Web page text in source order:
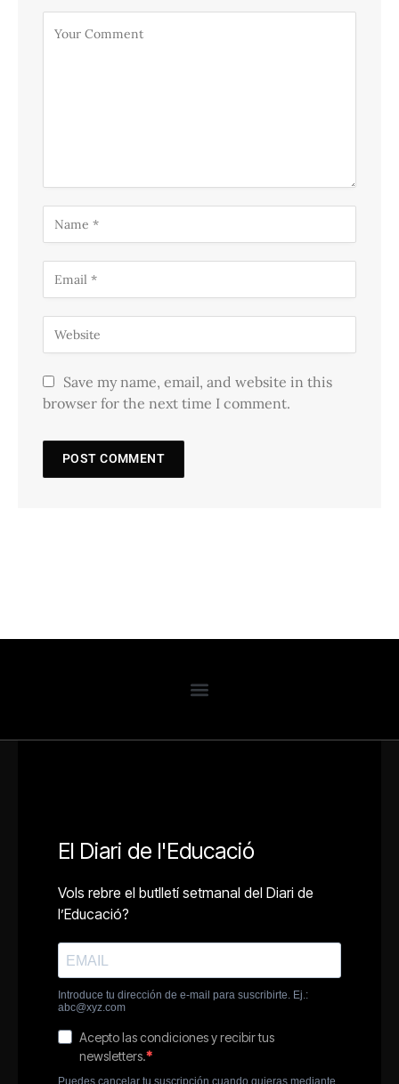
Save my name, email, and website in this
browser for the next time I comment.